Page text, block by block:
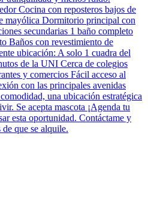
Cocina con reposteros bajos de
mayólica Dormitorio principal con
secundarias 1 baño completo
Baños con revestimiento de
ubicación: A solo 1 cuadra del
de la UNI Cerca de colegios
y comercios Fácil acceso al
con las principales avenidas
una ubicación estratégica
Se acepta mascota ¡Agenda tu
esta oportunidad. Contáctame y
que se alquile.